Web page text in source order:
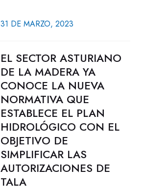
31 DE MARZO, 2023
EL SECTOR ASTURIANO
DE LA MADERA YA
CONOCE LA NUEVA
NORMATIVA QUE
ESTABLECE EL PLAN
HIDROLÓGICO CON EL
OBJETIVO DE
SIMPLIFICAR LAS
AUTORIZACIONES DE
TALA